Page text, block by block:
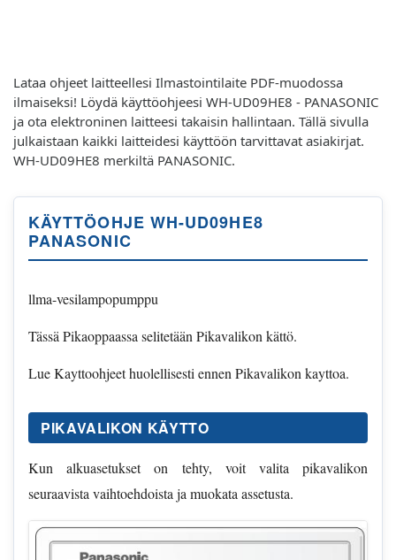
Lataa ohjeet laitteellesi Ilmastointilaite PDF-muodossa
ilmaiseksi! Löydä käyttöohjeesi WH-UD09HE8 - PANASONIC
ja ota elektroninen laitteesi takaisin hallintaan. Tällä sivulla
julkaistaan kaikki laitteidesi käyttöön tarvittavat asiakirjat.
WH-UD09HE8 merkiltä PANASONIC.
KÄYTTÖOHJE WH-UD09HE8
PANASONIC
llma-vesilampopumppu
Tässä Pikaoppaassa selitetään Pikavalikon kättö.
Lue Kayttoohjeet huolellisesti ennen Pikavalikon kayttoa.
PIKAVALIKON KÄYTTO
Kun alkuasetukset on tehty, voit valita pikavalikon
seuraavista vaihtoehdoista ja muokata assetusta.